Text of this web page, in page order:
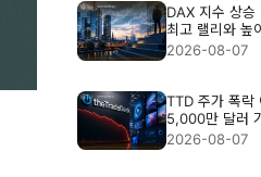
DAX 지수 상승
최고 랠리와 높
준
2026-08-07
TTD 주가 폭락
5,000만 달러
충격
2026-08-07